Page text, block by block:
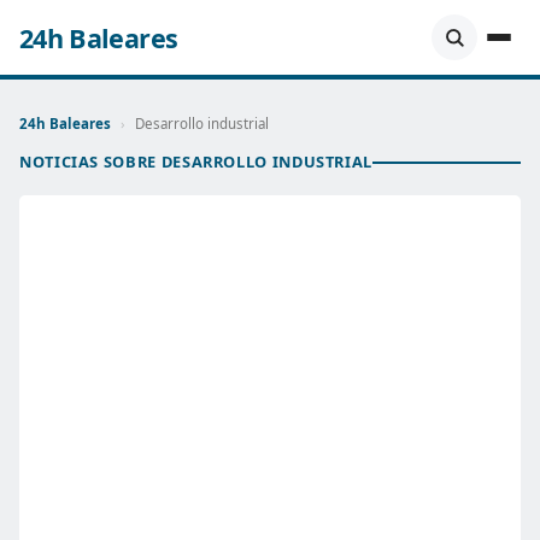
24h Baleares
24h Baleares › Desarrollo industrial
NOTICIAS SOBRE DESARROLLO INDUSTRIAL